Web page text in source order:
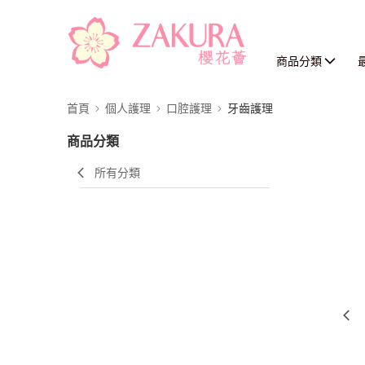
商品分類
首頁 個人護理 口腔護理 牙齒護理
商品分類
所有分類